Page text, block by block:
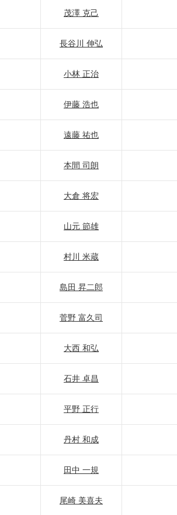
茂澤 克己
長谷川 伸弘
小林 正治
伊藤 浩也
遠藤 祐也
本間 司朗
大倉 将宏
山元 節雄
村川 米蔵
島田 昇二郎
菅野 富久司
大西 和弘
石井 卓昌
平野 正行
丹村 和成
田中 一規
尾崎 美喜夫